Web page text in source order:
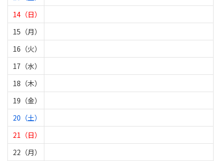
14（日）
15（月）
16（火）
17（水）
18（木）
19（金）
20（土）
21（日）
22（月）